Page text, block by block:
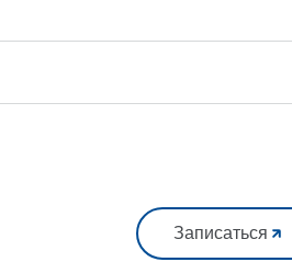
Записаться